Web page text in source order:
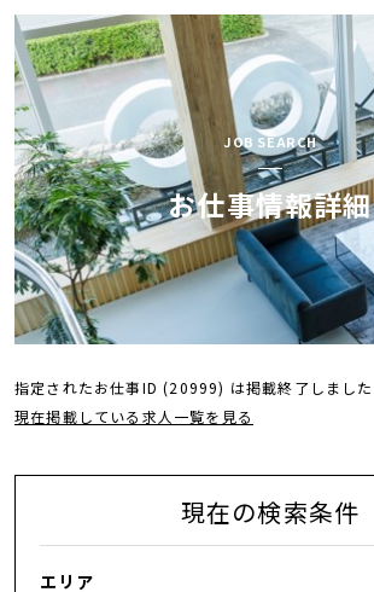
お仕事検索
AOCが
選ばれ
お仕事開始の流れ
スペシ
コンテン
AOC BLOG 会社紹介
0120-43-
0
JOB SEARCH
お仕事情報詳細
指定されたお仕事ID (20999) は掲載終了しました
現在掲載している求人一覧を見る
現在の検索条件
エリア